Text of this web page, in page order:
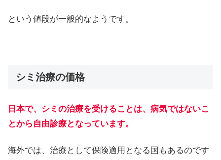
という値段が一般的なようです。
シミ治療の価格
日本で、シミの治療を受けることは、病気ではないこ
とから自由診療となっています。
海外では、治療として保険適用となる国もあるのです